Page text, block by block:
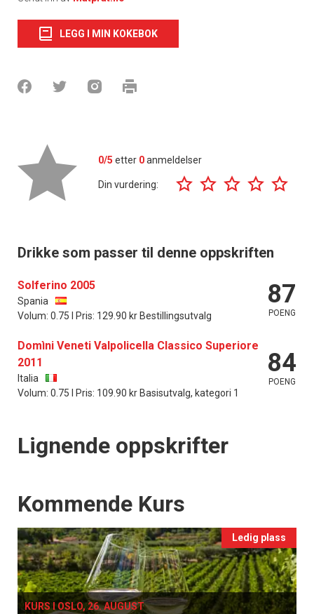
LEGG I MIN KOKEBOK
0/5 etter 0anmeldelser
Din vurdering:
Drikke som passer til denne oppskriften
Solferino 2005
Spania
Volum: 0.75 l Pris: 129.90 kr Bestillingsutvalg
87
POENG
Domìni Veneti Valpolicella Classico Superiore
2011
Italia
Volum: 0.75 l Pris: 109.90 kr Basisutvalg, kategori 1
84
POENG
Lignende oppskrifter
Events
Kommende Kurs
Ledig plass
KURS I OSLO, 26. AUGUST